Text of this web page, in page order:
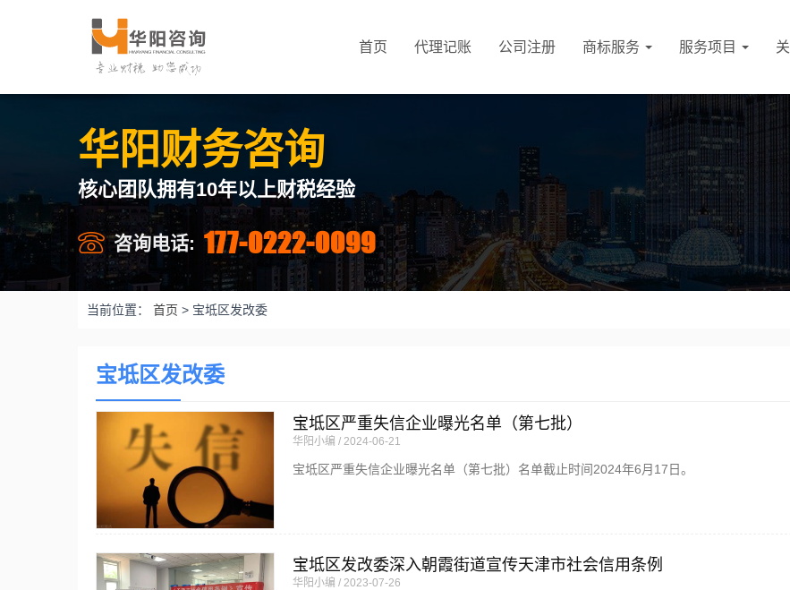
首页 代理记账 公司注册 商标服务 服务项目
华阳财务咨询
核心团队拥有10年以上财税经验
咨询电话: 177-0222-0099
当前位置： 首页 > 宝坻区发改委
宝坻区发改委
宝坻区严重失信企业曝光名单（第七批）
华阳小编 2024-06-21
宝坻区严重失信企业曝光名单（第七批）名单截止时间2024年6月17日。
宝坻区发改委深入朝霞街道宣传天津市社会信用条例
华阳小编 2023-07-26